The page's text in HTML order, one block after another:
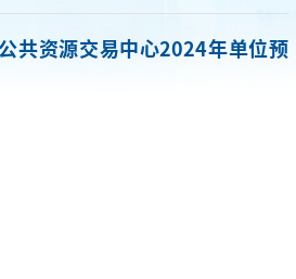
共资源交易中心2024年单位预